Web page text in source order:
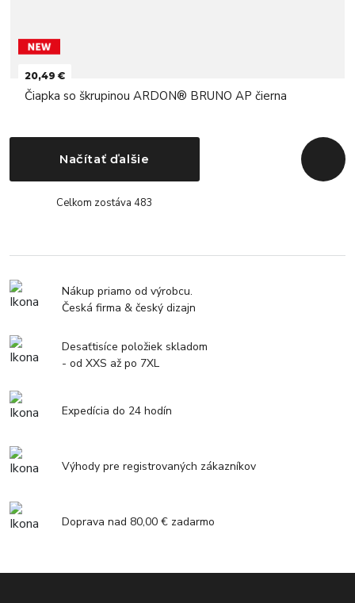
20,49 €
Čiapka so škrupinou ARDON® BRUNO AP čierna
Načítať ďalšie
Celkom zostáva 483
Späť
Nákup priamo od výrobcu.
Česká firma & český dizajn
Desaťtisíce položiek skladom
- od XXS až po 7XL
Expedícia do 24 hodín
Výhody pre registrovaných zákazníkov
Doprava nad 80,00 € zadarmo